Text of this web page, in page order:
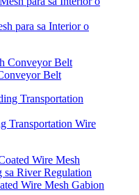
para sa Interior o
Belt
Transportation Wire
Wire Mesh Gabion